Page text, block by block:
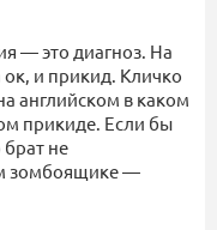
— это диагноз. На
ок, и прикид. Кличко
английском в каком
прикиде. Если бы
брат не
зомбоящике —